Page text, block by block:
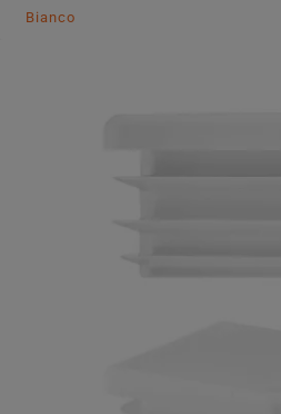
Bianco